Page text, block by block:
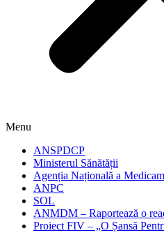
Menu
ANSPDCP
Ministerul Sănătății
Agenția Națională a
ANPC
SOL
ANMDM – Raportează o
Proiect FIV – „O Șansă